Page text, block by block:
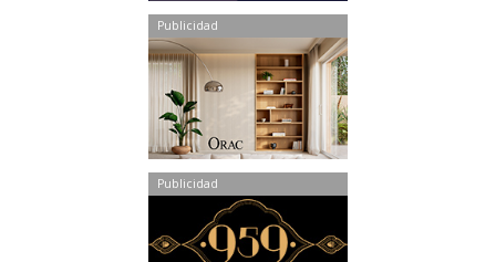
Publicidad
Publicidad